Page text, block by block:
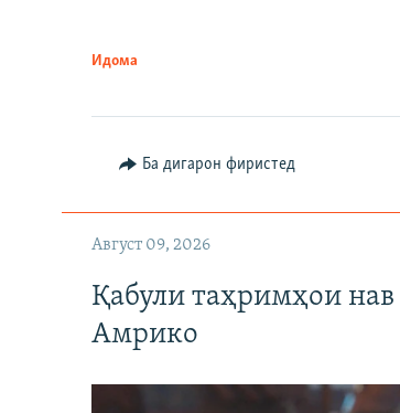
Идома
Ба дигарон фиристед
Август 09, 2026
Қабули таҳримҳои
Амрико